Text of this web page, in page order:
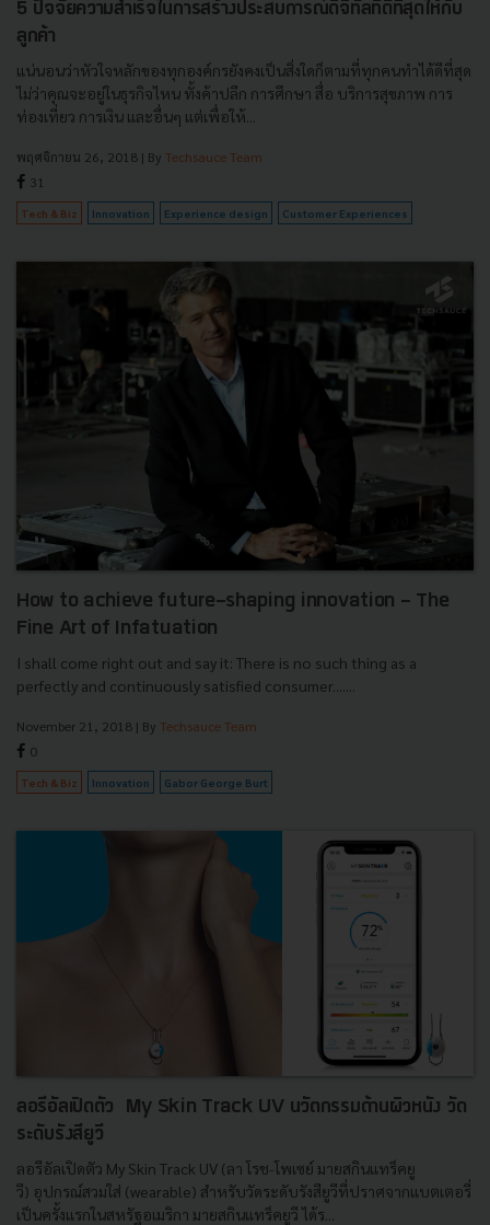
5 ปัจจัยความสำเร็จในการสร้างประสบการณ์ดิจิทัลที่ดีที่สุดให้กับ
ลูกค้า
แน่นอนว่าหัวใจหลักของทุกองค์กรยังคงเป็นสิ่งใดก็ตามที่ทุกคนทำได้ดีที่สุด
ไม่ว่าคุณจะอยู่ในธุรกิจไหน ทั้งค้าปลีก การศึกษา สื่อ บริการสุขภาพ การ
ท่องเที่ยว การเงิน และอื่นๆ แต่เพื่อให้...
พฤศจิกายน 26, 2018 | By Techsauce Team
31
Tech & Biz Innovation Experience design Customer Experiences
How to achieve future-shaping innovation - The
Fine Art of Infatuation
I shall come right out and say it: There is no such thing as a
perfectly and continuously satisfied consumer.......
November 21, 2018 | By Techsauce Team
0
Tech & Biz Innovation Gabor George Burt
ลอรีอัลเปิดตัว My Skin Track UV นวัตกรรมด้านผิวหนัง วัด
ระดับรังสียูวี
ลอรีอัลเปิดตัว My Skin Track UV (ลา โรช-โพเซย์ มายสกินแทร็คยู
วี) อุปกรณ์สวมใส่ (wearable) สำหรับวัดระดับรังสียูวีที่ปราศจากแบตเตอรี่
เป็นครั้งแรกในสหรัฐอเมริกา มายสกินแทร็คยูวี ได้ร...